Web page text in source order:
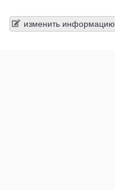
изменить информацию